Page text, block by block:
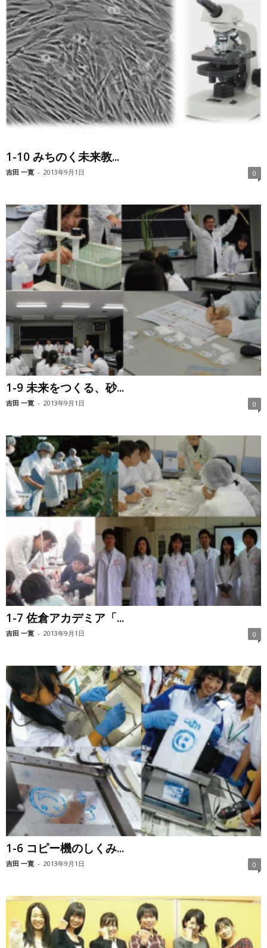
1-10 みちのく未来教...
吉田 一寛 - 2013年9月1日 0
1-9 未来をつくる、砂...
吉田 一寛 - 2013年9月1日 0
1-7 佐倉アカデミア「...
吉田 一寛 - 2013年9月1日 0
1-6 コピー機のしくみ...
吉田 一寛 - 2013年9月1日 0